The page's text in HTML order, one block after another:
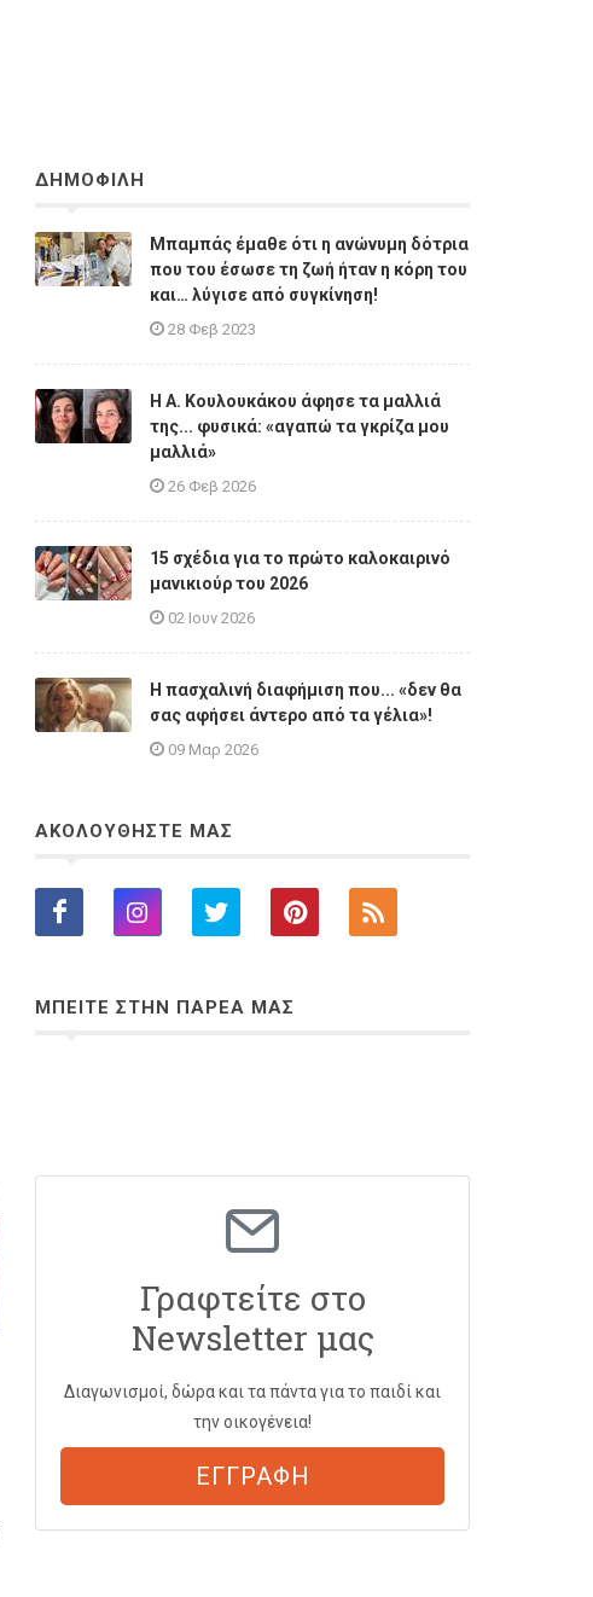
ΔΗΜΟΦΙΛΗ
Μπαμπάς έμαθε ότι η ανώνυμη δότρια
που του έσωσε τη ζωή ήταν η κόρη του
και… λύγισε από συγκίνηση!
28 Φεβ 2023
Η A. Κουλουκάκου άφησε τα μαλλιά
της... φυσικά: «αγαπώ τα γκρίζα μου
μαλλιά»
26 Φεβ 2026
15 σχέδια για το πρώτο καλοκαιρινό
μανικιούρ του 2026
02 Ιουν 2026
Η πασχαλινή διαφήμιση που... «δεν θα
σας αφήσει άντερο από τα γέλια»!
09 Μαρ 2026
ΑΚΟΛΟΥΘΗΣΤΕ ΜΑΣ
ΜΠΕΙΤΕ ΣΤΗΝ ΠΑΡΕΑ ΜΑΣ
Γραφτείτε στο
Newsletter μας
Διαγωνισμοί, δώρα και τα πάντα για το παιδί και
την οικογένεια!
ΕΓΓΡΑΦΗ